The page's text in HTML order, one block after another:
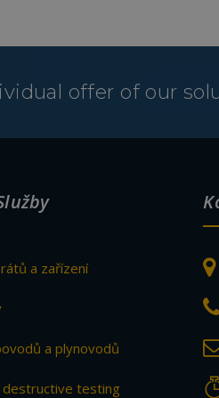
offer of our
a zařízení
a plynovodů
destructive testing